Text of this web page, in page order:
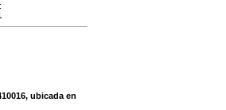
ubicada en